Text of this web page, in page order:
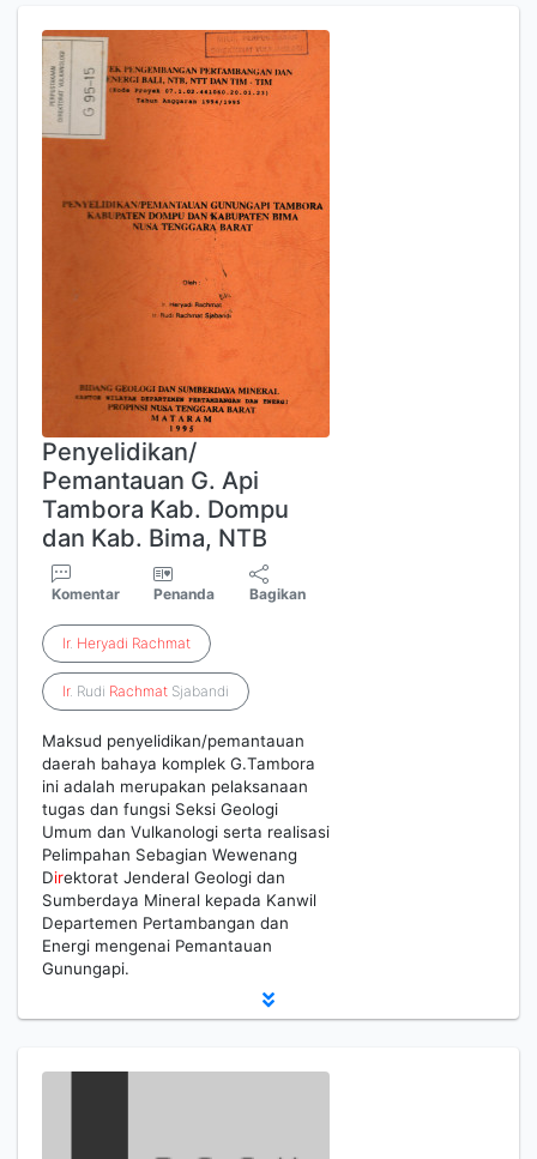
Penyelidikan/
Pemantauan G. Api
Tambora Kab. Dompu
dan Kab. Bima, NTB
Komentar Penanda Bagikan
Ir. Heryadi Rachmat
Ir. Rudi Rachmat Sjabandi
Maksud penyelidikan/pemantauan
daerah bahaya komplek G.Tambora
ini adalah merupakan pelaksanaan
tugas dan fungsi Seksi Geologi
Umum dan Vulkanologi serta realisasi
Pelimpahan Sebagian Wewenang
Direktorat Jenderal Geologi dan
Sumberdaya Mineral kepada Kanwil
Departemen Pertambangan dan
Energi mengenai Pemantauan
Gunungapi.